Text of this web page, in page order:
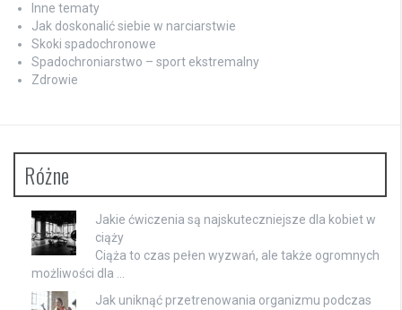
Inne tematy
Jak doskonalić siebie w narciarstwie
Skoki spadochronowe
Spadochroniarstwo – sport ekstremalny
Zdrowie
Różne
Jakie ćwiczenia są najskuteczniejsze dla kobiet w
ciąży
Ciąża to czas pełen wyzwań, ale także ogromnych
możliwości dla …
Jak uniknąć przetrenowania organizmu podczas